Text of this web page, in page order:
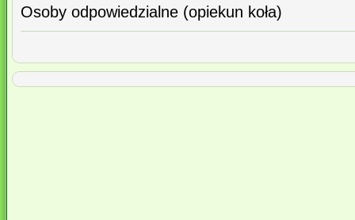
Osoby odpowiedzialne (opiekun koła)